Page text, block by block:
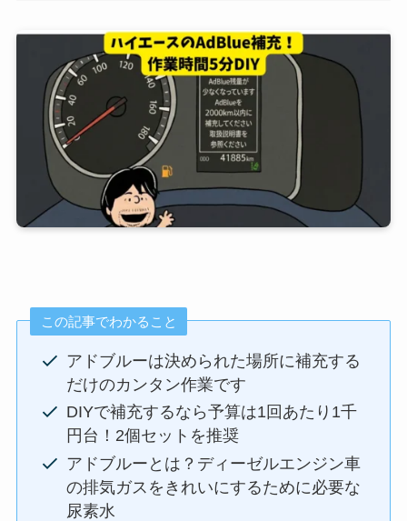
この記事でわかること
アドブルーは決められた場所に補充する
だけのカンタン作業です
DIYで補充するなら予算は1回あたり1千
円台！2個セットを推奨
アドブルーとは？ディーゼルエンジン車
の排気ガスをきれいにするために必要な
尿素水